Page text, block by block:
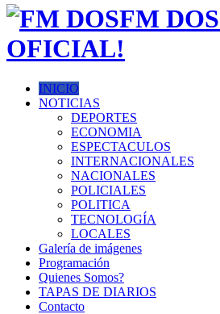
FM
OFICIAL!
INICIO
NOTICIAS
DEPORTES
ECONOMIA
ESPECTACULOS
INTERNACIONALES
NACIONALES
POLICIALES
POLITICA
TECNOLOGÍA
LOCALES
Galería de imágenes
Programación
Quienes Somos?
TAPAS DE DIARIOS
Contacto